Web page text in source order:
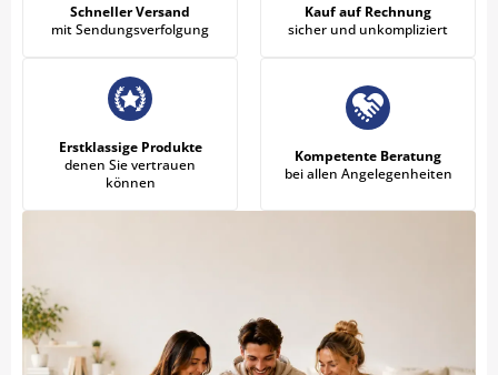
Schneller Versand
mit Sendungsverfolgung
Kauf auf Rechnung
sicher und unkompliziert
Erstklassige Produkte
denen Sie vertrauen
können
Kompetente Beratung
bei allen Angelegenheiten